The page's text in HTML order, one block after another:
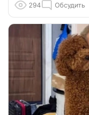
294 Обсудить